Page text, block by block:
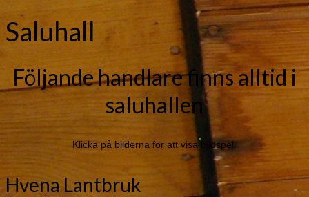
Saluhall
Följande handlare finns alltid i
saluhallen
Klicka på bilderna för att visa bildspel.
Hvena Lantbruk